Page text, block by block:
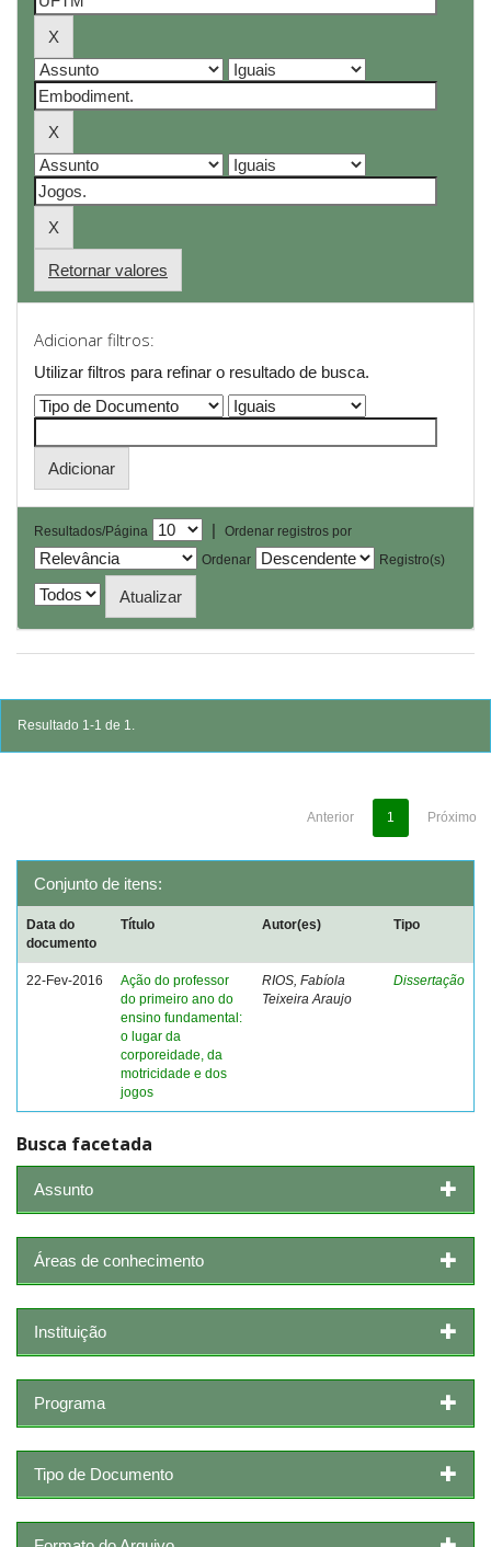
Retornar valores
Adicionar filtros:
Utilizar filtros para refinar o resultado de busca.
Resultados/Página |
Ordenar registros por
Ordenar
Registro(s)
Resultado 1-1 de 1.
Anterior 1 Próximo
Conjunto de itens:
Data do
documento
Título Autor(es) Tipo
22-Fev-2016
Ação do professor
do primeiro ano do
ensino fundamental:
o lugar da
corporeidade, da
motricidade e dos
jogos
RIOS, Fabíola
Teixeira Araujo
Dissertação
Busca facetada
Assunto
Áreas de conhecimento
Instituição
Programa
Tipo de Documento